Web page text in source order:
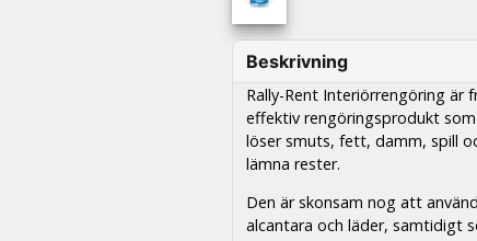
Beskrivning
Rally-Rent Interiörrengöring är
effektiv rengöringsprodukt
löser smuts, fett, damm, spill
lämna rester.
Den är skonsam nog att
alcantara och läder, samtidigt